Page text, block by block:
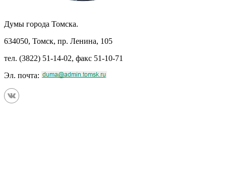
Думы города Томска.
634050, Томск, пр. Ленина, 105
тел. (3822) 51-14-02, факс 51-10-71
Эл. почта: